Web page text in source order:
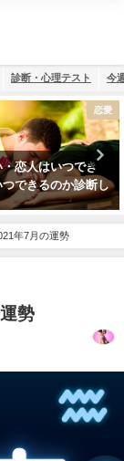
診断・心理テスト 今
恋愛
彼氏の浮気が心
でチェック！
年7月の運勢
勢